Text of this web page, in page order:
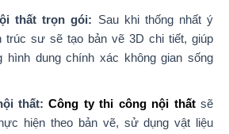
thất trọn gói: Sau khi thống nhất ý
trúc sư sẽ tạo bản vẽ 3D chi tiết, giúp
hình dung chính xác không gian sống
thất:Công ty thi công nội thấtsẽ
hiện theo bản vẽ, sử dụng vật liệu